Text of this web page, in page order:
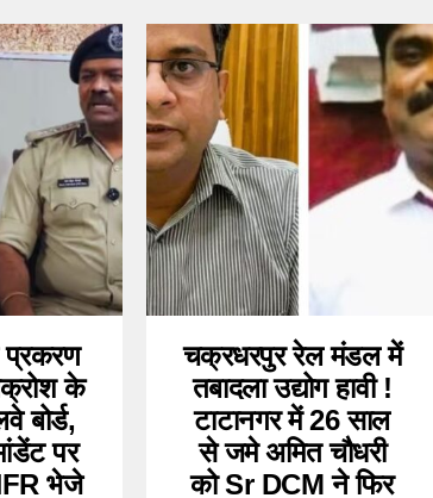
के
बोर्ड,
पर
भेजे
चक्रधरपुर रेल मंडल में
तबादला उद्योग हावी !
टाटानगर में 26 साल
से जमे अमित चौधरी
को Sr DCM ने फिर